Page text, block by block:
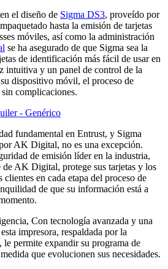
el diseño de Sigma DS3, proveído por
hasta la emisión de tarjetas
móviles, así como la administración
se ha asegurado de que Sigma sea la
de identificación más fácil de usar en
intuitiva y un panel de control de la
dispositivo móvil, el proceso de
complicaciones.
- Genérico
fundamental en Entrust, y Sigma
AK Digital, no es una excepción.
de emisión líder en la industria,
de AK Digital, protege sus tarjetas y los
clientes en cada etapa del proceso de
de que su información está a
Con tecnología avanzada y una
impresora, respaldada por la
permite expandir su programa de
que evolucionen sus necesidades.